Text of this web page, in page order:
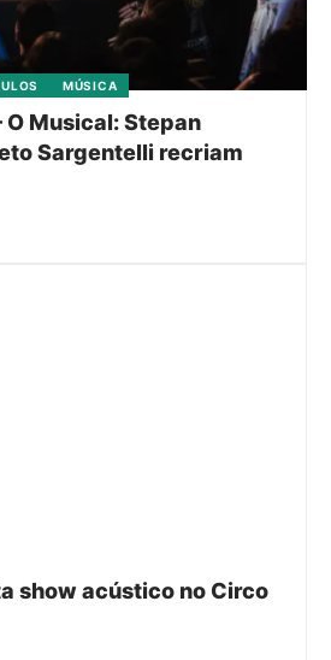
MÚSICA
O Musical: Stepan
Sargentelli recriam
show acústico no Circo